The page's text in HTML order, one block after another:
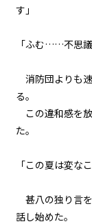
す」
「ふむ……不思
消防団よりも
る。
この違和感を
た。
「この夏は変な
甚八の独り言
話し始めた。